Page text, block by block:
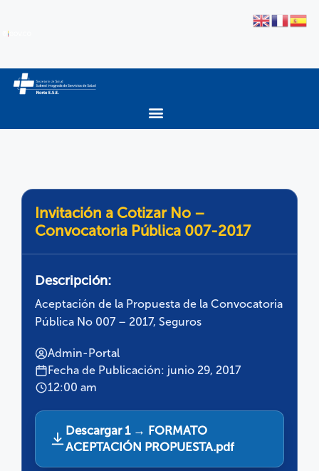
Invitación a Cotizar No –
Convocatoria Pública 007-2017
Descripción:
Aceptación de la Propuesta de la Convocatoria
Pública No 007 – 2017, Seguros
Admin-Portal
Fecha de Publicación: junio 29, 2017
12:00 am
Descargar 1 → FORMATO
ACEPTACIÓN PROPUESTA.pdf